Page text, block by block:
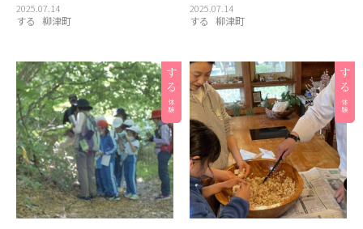
2025.07.14
する 柳津町
2025.07.14
する 柳津町